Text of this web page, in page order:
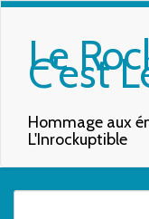
Le
C'est
Hommage aux
L'Inrockuptible